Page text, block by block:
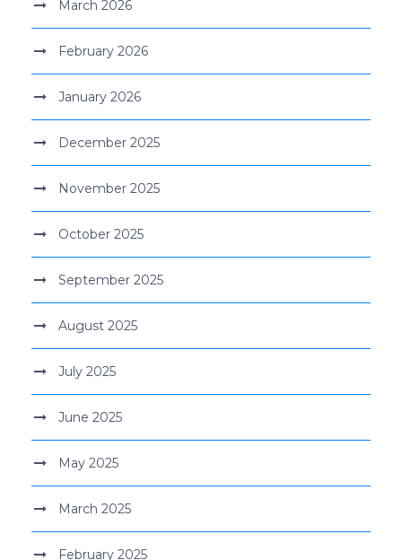
March 2026
February 2026
January 2026
December 2025
November 2025
October 2025
September 2025
August 2025
July 2025
June 2025
May 2025
March 2025
February 2025